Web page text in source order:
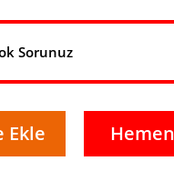
Sorunuz
Ekle